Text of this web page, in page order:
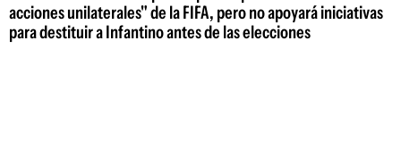
acciones unilaterales" de la FIFA, pero no apoyará iniciativas
para destituir a Infantino antes de las elecciones